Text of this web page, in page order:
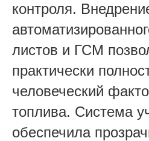
контроля.
листов и ГСМ
практически
человеческий
топлива. Система
обеспечила